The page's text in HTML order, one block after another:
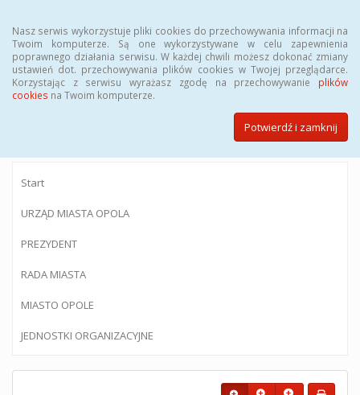
Nasz serwis wykorzystuje pliki cookies do przechowywania informacji na
Twoim komputerze. Są one wykorzystywane w celu zapewnienia
poprawnego działania serwisu. W każdej chwili możesz dokonać zmiany
ustawień dot. przechowywania plików cookies w Twojej przeglądarce.
Korzystając z serwisu wyrażasz zgodę na przechowywanie plików
cookies na Twoim komputerze.
Potwierdź i zamknij
BIULETYN INFORMACJI PUBLICZNEJ
Urzędu Miasta Opola
Start
URZĄD MIASTA OPOLA
PREZYDENT
RADA MIASTA
MIASTO OPOLE
JEDNOSTKI ORGANIZACYJNE